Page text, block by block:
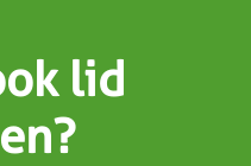
lid